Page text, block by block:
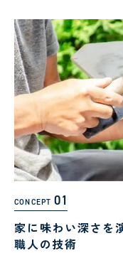
CONCEPT 01
家に味わい深さを
職人の技術